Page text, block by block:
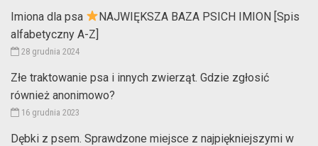
Imiona dla psa
NAJWIĘKSZA BAZA PSICH IMION [Spis
alfabetyczny A-Z]
28 grudnia 2024
Złe traktowanie psa i innych zwierząt. Gdzie zgłosić
również anonimowo?
16 grudnia 2023
Dębki z psem. Sprawdzone miejsce z najpiękniejszymi w